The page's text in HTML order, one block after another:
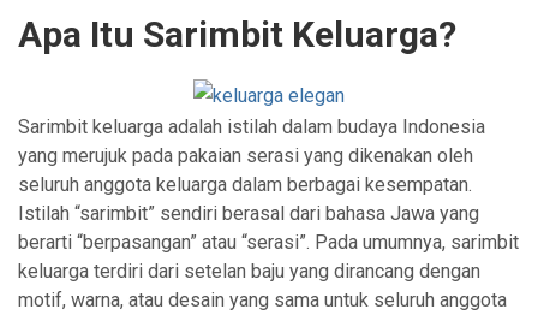
Apa Itu Sarimbit Keluarga?
Sarimbit keluarga adalah istilah dalam budaya Indonesia
yang merujuk pada pakaian serasi yang dikenakan oleh
seluruh anggota keluarga dalam berbagai kesempatan.
Istilah “sarimbit” sendiri berasal dari bahasa Jawa yang
berarti “berpasangan” atau “serasi”. Pada umumnya, sarimbit
keluarga terdiri dari setelan baju yang dirancang dengan
motif, warna, atau desain yang sama untuk seluruh anggota